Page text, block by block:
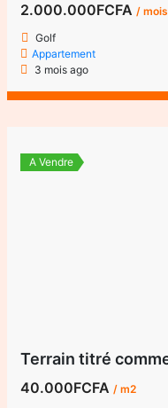
2.000.000FCFA/ mois
Golf
Appartement
3 mois ago
A Vendre
40.000FCFA/ m2